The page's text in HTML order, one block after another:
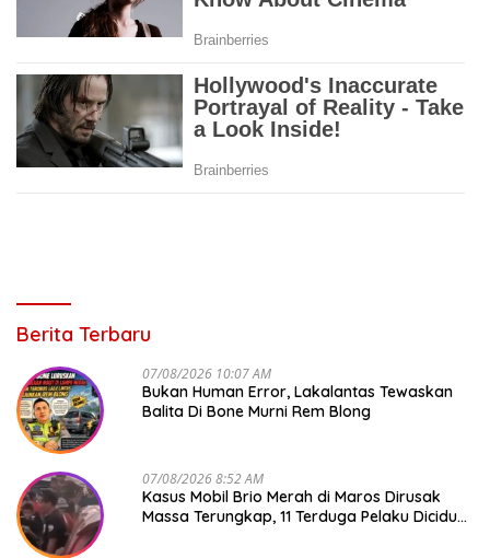
Berita Terbaru
07/08/2026 10:07 AM
Bukan Human Error, Lakalantas Tewaskan
Balita Di Bone Murni Rem Blong
07/08/2026 8:52 AM
Kasus Mobil Brio Merah di Maros Dirusak
Massa Terungkap, 11 Terduga Pelaku Diciduk